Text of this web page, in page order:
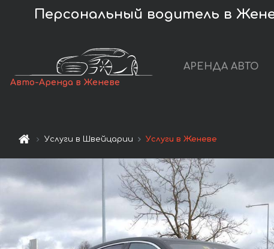
Персональный водитель в
Авто-Аренда в Женеве
АРЕНДА АВТО
Услуги в Швейцарии Услуги в Женеве